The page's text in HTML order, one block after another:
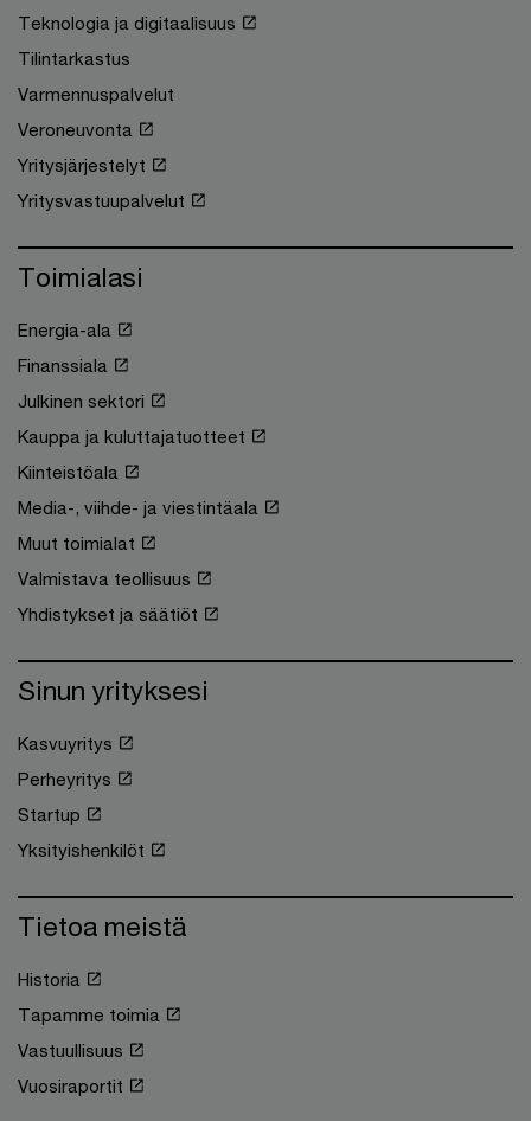
Teknologia ja digitaalisuus
Tilintarkastus
Varmennuspalvelut
Veroneuvonta
Yritysjärjestelyt
Yritysvastuupalvelut
Toimialasi
Energia-ala
Finanssiala
Julkinen sektori
Kauppa ja kuluttajatuotteet
Kiinteistöala
Media-, viihde- ja viestintäala
Muut toimialat
Valmistava teollisuus
Yhdistykset ja säätiöt
Sinun yrityksesi
Kasvuyritys
Perheyritys
Startup
Yksityishenkilöt
Tietoa meistä
Historia
Tapamme toimia
Vastuullisuus
Vuosiraportit